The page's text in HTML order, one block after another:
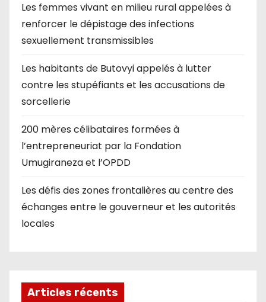
Les femmes vivant en milieu rural appelées à
renforcer le dépistage des infections
sexuellement transmissibles
Les habitants de Butovyi appelés à lutter
contre les stupéfiants et les accusations de
sorcellerie
200 mères célibataires formées à
l’entrepreneuriat par la Fondation
Umugiraneza et l’OPDD
Les défis des zones frontalières au centre des
échanges entre le gouverneur et les autorités
locales
Articles récents